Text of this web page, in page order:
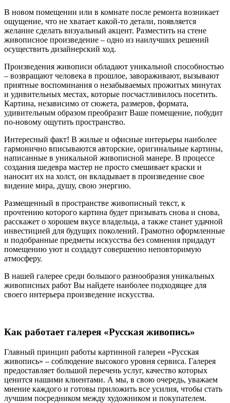
В новом помещении или в комнате после ремонта возникает
ощущение, что не хватает какой-то детали, появляется
желание сделать визуальный акцент. Разместить на стене
живописное произведение – одно из наилучших решений
осуществить дизайнерский ход.
Произведения живописи обладают уникальной способностью
– возвращают человека в прошлое, завораживают, вызывают
приятные воспоминания о незабываемых прожитых минутах
и удивительных местах, которые посчастливилось посетить.
Картина, независимо от сюжета, размеров, формата,
удивительным образом преобразит Ваше помещение, побудит
по-новому ощутить пространство.
Интересный факт! В жилые и офисные интерьеры наиболее
гармонично вписываются авторские, оригинальные картины,
написанные в уникальной живописной манере. В процессе
создания шедевра мастер не просто смешивает краски и
наносит их на холст, он вкладывает в произведение свое
видение мира, душу, свою энергию.
Размещенный в пространстве живописный текст, к
прочтению которого картина будет призывать снова и снова,
расскажет о хорошем вкусе владельца, а также станет удачной
инвестицией для будущих поколений. Грамотно оформленные
и подобранные предметы искусства без сомнения придадут
помещению уют и создадут совершенно неповторимую
атмосферу.
В нашей галерее среди большого разнообразия уникальных
живописных работ Вы найдете наиболее подходящее для
своего интерьера произведение искусства.
Как работает галерея «Русская живопись»
Главный принцип работы картинной галереи «Русская
живопись» – соблюдение высокого уровня сервиса. Галерея
предоставляет большой перечень услуг, качество которых
ценится нашими клиентами. А мы, в свою очередь, уважаем
мнение каждого и готовы приложить все усилия, чтобы стать
лучшим посредником между художником и покупателем.